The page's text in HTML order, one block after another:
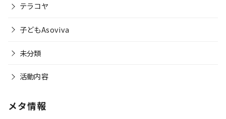
テラコヤ
子どもAsoviva
未分類
活動内容
メタ情報